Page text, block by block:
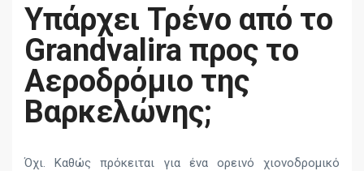
Υπάρχει Τρένο από το
Grandvalira προς το
Αεροδρόμιο της
Βαρκελώνης;
Όχι. Καθώς πρόκειται για ένα ορεινό χιονοδρομικό